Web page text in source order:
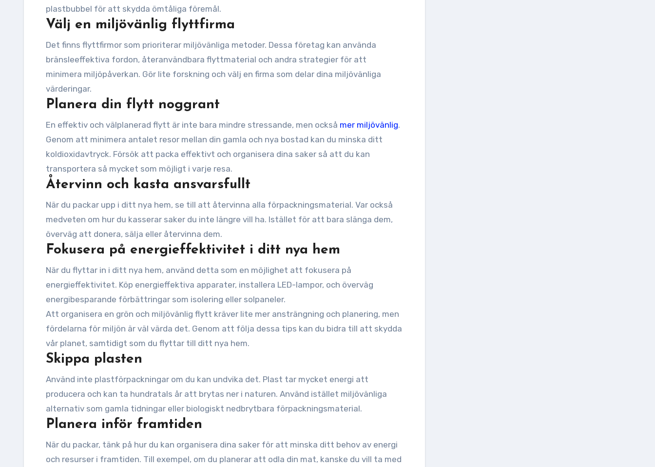
plastbubbel för att skydda ömtåliga föremål.
Välj en miljövänlig flyttfirma
Det finns flyttfirmor som prioriterar miljövänliga metoder. Dessa företag kan använda
bränsleeffektiva fordon, återanvändbara flyttmaterial och andra strategier för att
minimera miljöpåverkan. Gör lite forskning och välj en firma som delar dina miljövänliga
värderingar.
Planera din flytt noggrant
En effektiv och välplanerad flytt är inte bara mindre stressande, men också mer miljövänlig.
Genom att minimera antalet resor mellan din gamla och nya bostad kan du minska ditt
koldioxidavtryck. Försök att packa effektivt och organisera dina saker så att du kan
transportera så mycket som möjligt i varje resa.
Återvinn och kasta ansvarsfullt
När du packar upp i ditt nya hem, se till att återvinna alla förpackningsmaterial. Var också
medveten om hur du kasserar saker du inte längre vill ha. Istället för att bara slänga dem,
överväg att donera, sälja eller återvinna dem.
Fokusera på energieffektivitet i ditt nya hem
När du flyttar in i ditt nya hem, använd detta som en möjlighet att fokusera på
energieffektivitet. Köp energieffektiva apparater, installera LED-lampor, och överväg
energibesparande förbättringar som isolering eller solpaneler.
Att organisera en grön och miljövänlig flytt kräver lite mer ansträngning och planering, men
fördelarna för miljön är väl värda det. Genom att följa dessa tips kan du bidra till att skydda
vår planet, samtidigt som du flyttar till ditt nya hem.
Skippa plasten
Använd inte plastförpackningar om du kan undvika det. Plast tar mycket energi att
producera och kan ta hundratals år att brytas ner i naturen. Använd istället miljövänliga
alternativ som gamla tidningar eller biologiskt nedbrytbara förpackningsmaterial.
Planera inför framtiden
När du packar, tänk på hur du kan organisera dina saker för att minska ditt behov av energi
och resurser i framtiden. Till exempel, om du planerar att odla din mat, kanske du vill ta med